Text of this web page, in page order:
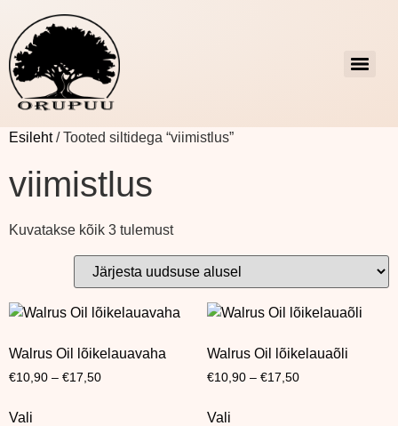
Esileht/ Tooted siltidega “viimistlus”
viimistlus
Kuvatakse kõik 3 tulemust
Walrus Oil lõikelauavaha
€10,90 – €17,50
Vali
Walrus Oil lõikelauaõli
€10,90 – €17,50
Vali